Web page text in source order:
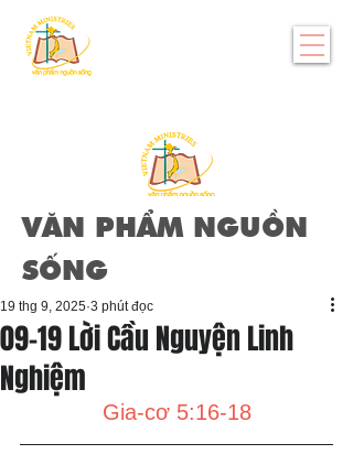
VĂN PHẨM NGUỒN
SỐNG
09-19 Lời Cầu Nguyện Linh
Nghiệm
19 thg 9, 2025 3 phút đọc
Gia-cơ 5:16-18